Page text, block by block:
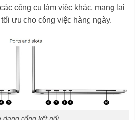
công cụ làm việc khác, mang lại
ưu cho công việc hàng ngày.
dạng cổng kết nối